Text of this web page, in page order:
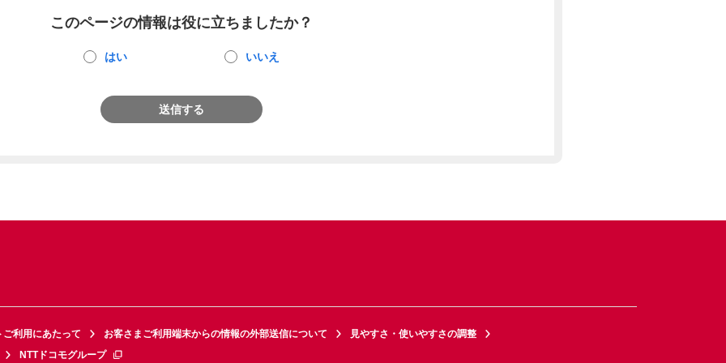
このページの情報は役に立ちましたか？
はい いいえ
送信する
ご利用にあたって お客さまご利用端末からの情報の外部送信について
見やすさ・使いやすさの調整
NTTドコモグループ